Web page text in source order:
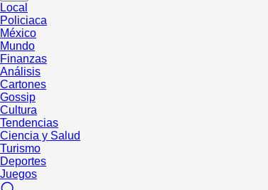
Local
Policiaca
México
Mundo
Finanzas
Análisis
Cartones
Gossip
Cultura
Tendencias
Ciencia y Salud
Turismo
Deportes
Juegos